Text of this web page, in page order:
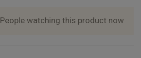
People watching this product now!